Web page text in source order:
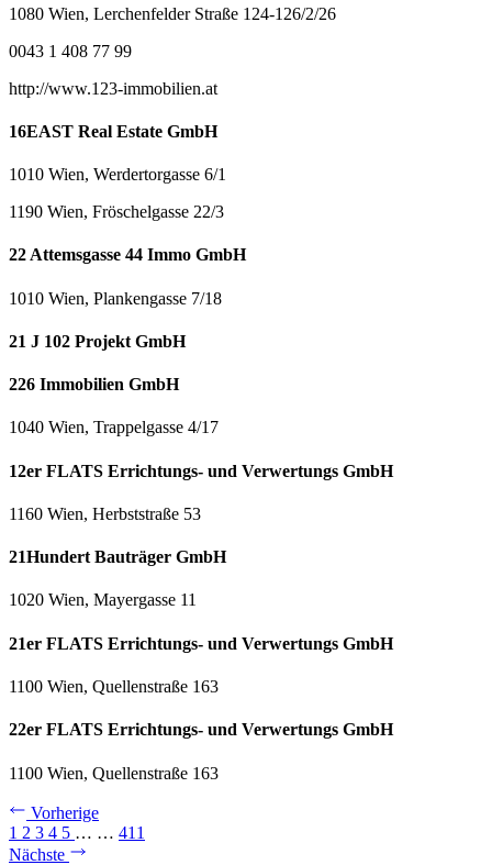
1080 Wien, Lerchenfelder Straße 124-126/2/26
0043 1 408 77 99
http://www.123-immobilien.at
16EAST Real Estate GmbH
1010 Wien, Werdertorgasse 6/1
1190 Wien, Fröschelgasse 22/3
22 Attemsgasse 44 Immo GmbH
1010 Wien, Plankengasse 7/18
21 J 102 Projekt GmbH
226 Immobilien GmbH
1040 Wien, Trappelgasse 4/17
12er FLATS Errichtungs- und Verwertungs GmbH
1160 Wien, Herbststraße 53
21Hundert Bauträger GmbH
1020 Wien, Mayergasse 11
21er FLATS Errichtungs- und Verwertungs GmbH
1100 Wien, Quellenstraße 163
22er FLATS Errichtungs- und Verwertungs GmbH
1100 Wien, Quellenstraße 163
Vorherige
1 2 3 4 5 … … 411
Nächste